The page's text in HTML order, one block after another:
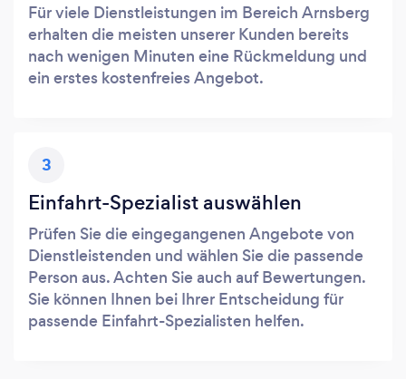
Für viele Dienstleistungen im Bereich Arnsberg
erhalten die meisten unserer Kunden bereits
nach wenigen Minuten eine Rückmeldung und
ein erstes kostenfreies Angebot.
3
Einfahrt-Spezialist auswählen
Prüfen Sie die eingegangenen Angebote von
Dienstleistenden und wählen Sie die passende
Person aus. Achten Sie auch auf Bewertungen.
Sie können Ihnen bei Ihrer Entscheidung für
passende Einfahrt-Spezialisten helfen.